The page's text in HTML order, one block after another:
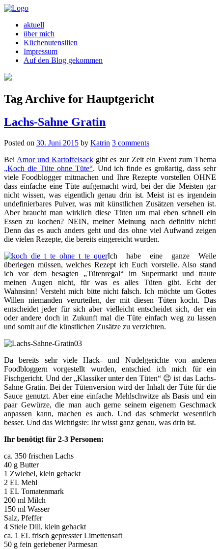
aktuell
über mich
Küchenutensilien
Impressum
Auf den Blog gekommen
Tag Archive for Hauptgericht
Lachs-Sahne Gratin
Posted on 30. Juni 2015 by Katrin 3 comments
Bei Amor und Kartoffelsack gibt es zur Zeit ein Event zum Thema
„Koch die Tüte ohne Tüte“. Und ich finde es großartig, dass sehr
viele Foodblogger mitmachen und Ihre Rezepte vorstellen OHNE
dass einfache eine Tüte aufgemacht wird, bei der die Meisten gar
nicht wissen, was eigentlich genau drin ist. Meist ist es irgendein
undefinierbares Pulver, was mit künstlichen Zusätzen versehen ist.
Aber braucht man wirklich diese Tüten um mal eben schnell ein
Essen zu kochen? NEIN, meiner Meinung nach definitiv nicht!
Denn das es auch anders geht und das ohne viel Aufwand zeigen
die vielen Rezepte, die bereits eingereicht wurden.
Ich habe eine ganze Weile
überlegen müssen, welches Rezept ich Euch vorstelle. Also stand
ich vor dem besagten „Tütenregal“ im Supermarkt und traute
meinen Augen nicht, für was es alles Tüten gibt. Echt der
Wahnsinn! Versteht mich bitte nicht falsch. Ich möchte um Gottes
Willen niemanden verurteilen, der mit diesen Tüten kocht. Das
entscheidet jeder für sich aber vielleicht entscheidet sich, der ein
oder andere doch in Zukunft mal die Tüte einfach weg zu lassen
und somit auf die künstlichen Zusätze zu verzichten.
Da bereits sehr viele Hack- und Nudelgerichte von anderen
Foodbloggern vorgestellt wurden, entschied ich mich für ein
Fischgericht. Und der „Klassiker unter den Tüten“ 😉 ist das Lachs-
Sahne Gratin. Bei der Tütenversion wird der Inhalt der Tüte für die
Sauce genutzt. Aber eine einfache Mehlschwitze als Basis und ein
paar Gewürze, die man auch gerne seinem eigenem Geschmack
anpassen kann, machen es auch. Und das schmeckt wesentlich
besser. Und das Wichtigste: Ihr wisst ganz genau, was drin ist.
Ihr benötigt für 2-3 Personen:
ca. 350 frischen Lachs
40 g Butter
1 Zwiebel, klein gehackt
2 EL Mehl
1 EL Tomatenmark
200 ml Milch
150 ml Wasser
Salz, Pfeffer
4 Stiele Dill, klein gehackt
ca. 1 EL frisch gepresster Limettensaft
50 g fein geriebener Parmesan